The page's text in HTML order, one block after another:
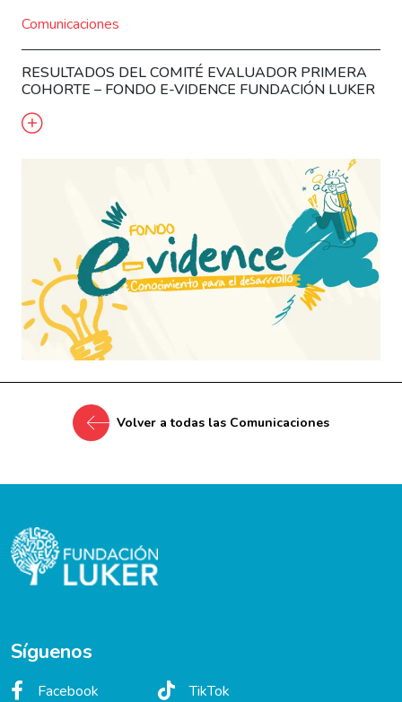
Comunicaciones
RESULTADOS DEL COMITÉ EVALUADOR PRIMERA
COHORTE – FONDO E-VIDENCE FUNDACIÓN LUKER
Volver a todas las Comunicaciones
Síguenos
Facebook TikTok